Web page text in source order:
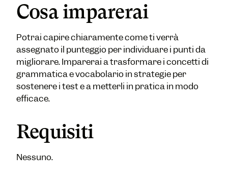
Cosa imparerai
Potrai capire chiaramente come ti verrà
assegnato il punteggio per individuare i punti da
migliorare. Imparerai a trasformare i concetti di
grammatica e vocabolario in strategie per
sostenere i test e a metterli in pratica in modo
efficace.
Requisiti
Nessuno.